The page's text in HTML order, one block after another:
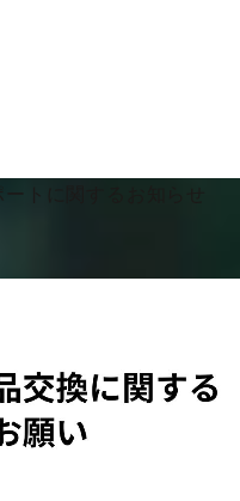
トに関するお知らせ